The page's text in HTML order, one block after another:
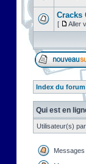
Cracks
[ Aller
Index du forum
Qui est en
Utilisateur(s)
Messages